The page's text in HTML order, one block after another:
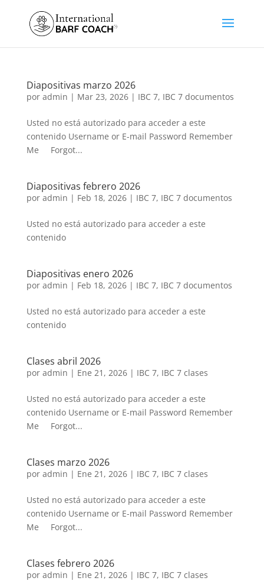
Diapositivas marzo 2026
por admin | Mar 23, 2026| IBC 7, IBC 7 documentos
Usted no está autorizado para acceder a este
contenido Username or E-mail Password Remember
Me Forgot...
Diapositivas febrero 2026
por admin | Feb 18, 2026| IBC 7, IBC 7 documentos
Usted no está autorizado para acceder a este
contenido
Diapositivas enero 2026
por admin | Feb 18, 2026| IBC 7, IBC 7 documentos
Usted no está autorizado para acceder a este
contenido
Clases abril 2026
por admin | Ene 21, 2026| IBC 7, IBC 7 clases
Usted no está autorizado para acceder a este
contenido Username or E-mail Password Remember
Me Forgot...
Clases marzo 2026
por admin | Ene 21, 2026| IBC 7, IBC 7 clases
Usted no está autorizado para acceder a este
contenido Username or E-mail Password Remember
Me Forgot...
Clases febrero 2026
por admin | Ene 21, 2026| IBC 7, IBC 7 clases